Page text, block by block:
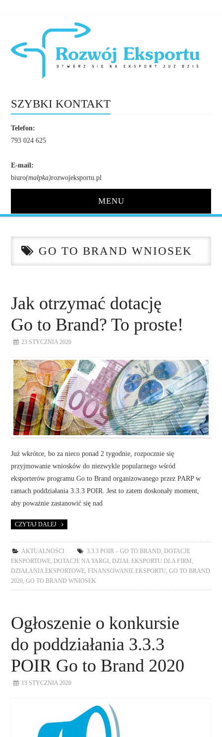
SZYBKI KONTAKT
Telefon:
793 024 625
E-mail:
biuro(małpka)rozwojeksportu.pl
MENU
O NAS
DORADZTWO
PROEXIO
KONTAKT
GO TO BRAND WNIOSEK
Jak otrzymać dotację
Go to Brand? To proste!
23 STYCZNIA 2020
Już wkrótce, bo za nieco ponad 2 tygodnie, rozpocznie się
przyjmowanie wniosków do niezwykle popularnego wśród
eksporterów programu Go to Brand organizowanego przez PARP w
ramach poddziałania 3.3.3 POIR. Jest to zatem doskonały moment,
aby poważnie zastanowić się nad
CZYTAJ DALEJ
AKTUALNOŚCI 3.3.3 POIR – GO TO BRAND ,DOTACJE
EKSPORTOWE ,DOTACJE NA TARGI ,DZIAŁ EKSPORTU DLA FIRM
DZIAŁANIA EKSPORTOWE ,FINANSOWANIE EKSPORTU ,GO TO BRAND
2020 ,GO TO BRAND WNIOSEK
Ogłoszenie o konkursie
do poddziałania 3.3.3
POIR Go to Brand 2020
13 STYCZNIA 2020